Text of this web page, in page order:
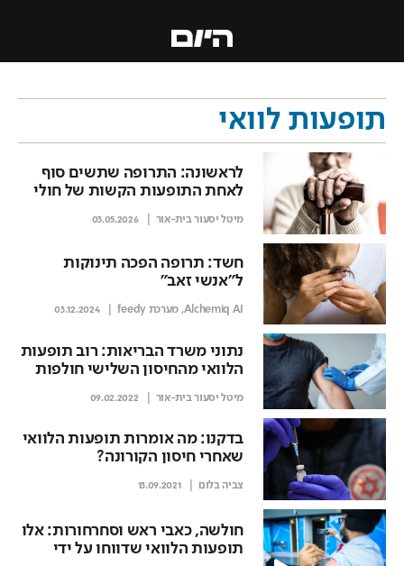
תופעות לוואי
לראשונה: התרופה שתשים סוף
לאחת התופעות הקשות של חולי
מיטל יסעור בית-אור 03.05.2026
חשד: תרופה הפכה תינוקות
ל"אנשי זאב"
Alchemiq AI
, מערכת feedy 03.12.2024
נתוני משרד הבריאות: רוב תופעות
הלוואי מהחיסון השלישי חולפות
מיטל יסעור בית-אור 09.02.2022
בדקנו: מה אומרות תופעות הלוואי
שאחרי חיסון הקורונה?
צביה בלום 13.09.2021
חולשה, כאבי ראש וסחרחורות: אלו
תופעות הלוואי שדווחו על ידי